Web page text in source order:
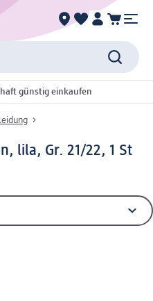
günstig einkaufen
lila, Gr. 21/22, 1 St